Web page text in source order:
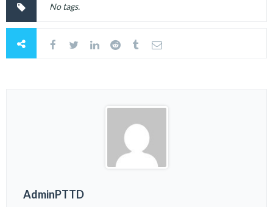
No tags.
AdminPTTD